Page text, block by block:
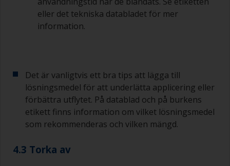
eftersom det ökar risken för kontaminering och
att färgen åldras i förtid på grund av avdunstning
av lösningsmedel. Häll i stället uppvad du
Gamla syltburkar eller torra, rena plåtburkar kan
vara användbara för blandning av färg.
Metallmått i olika storlekar från mataffären är
även idealiska för att mäta små mängder färg
och härdare för de mindre jobben.
måste du se till att intervalltiden mellan slutet av
eller det tekniska databladet för mer
information.
Det är vanligtvis ett bra tips att lägga till
lösningsmedel för att underlätta applicering eller
förbättra utflytet. På datablad och på burkens
etikett finns information om vilket lösningsmedel
som rekommenderas och vilken mängd.
4.3 Torka av